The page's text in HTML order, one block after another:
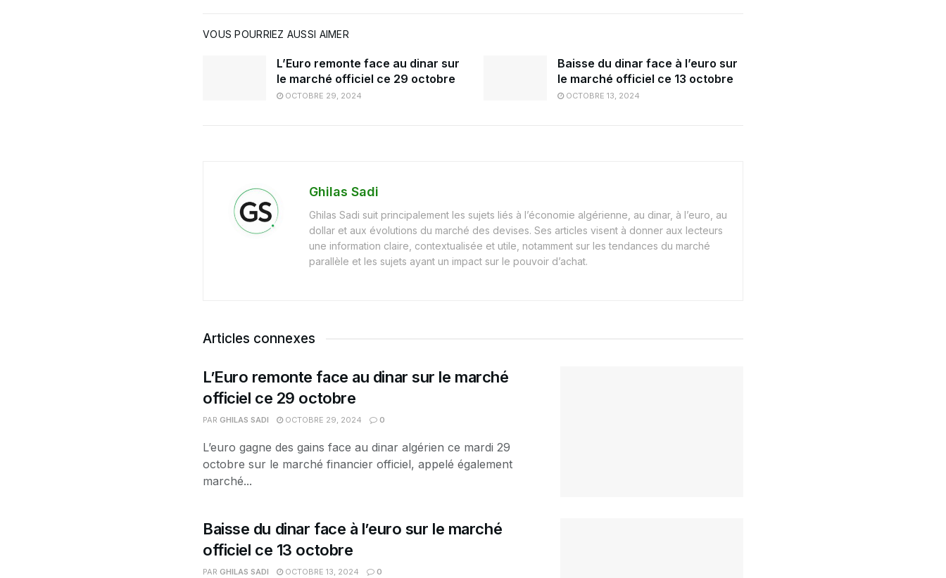
VOUS POURRIEZ AUSSI AIMER
L’Euro remonte face au dinar sur
le marché officiel ce 29 octobre
OCTOBRE 29, 2024
Baisse du dinar face à l’euro sur
le marché officiel ce 13 octobre
OCTOBRE 13, 2024
Ghilas Sadi
Ghilas Sadi suit principalement les sujets liés à l’économie algérienne, au dinar, à l’euro, au
dollar et aux évolutions du marché des devises. Ses articles visent à donner aux lecteurs
une information claire, contextualisée et utile, notamment sur les tendances du marché
parallèle et les sujets ayant un impact sur le pouvoir d’achat.
Articles connexes
L’Euro remonte face au dinar sur le marché
officiel ce 29 octobre
PAR GHILAS SADI OCTOBRE 29, 2024 0
L’euro gagne des gains face au dinar algérien ce mardi 29
octobre sur le marché financier officiel, appelé également
marché...
Baisse du dinar face à l’euro sur le marché
officiel ce 13 octobre
PAR GHILAS SADI OCTOBRE 13, 2024 0